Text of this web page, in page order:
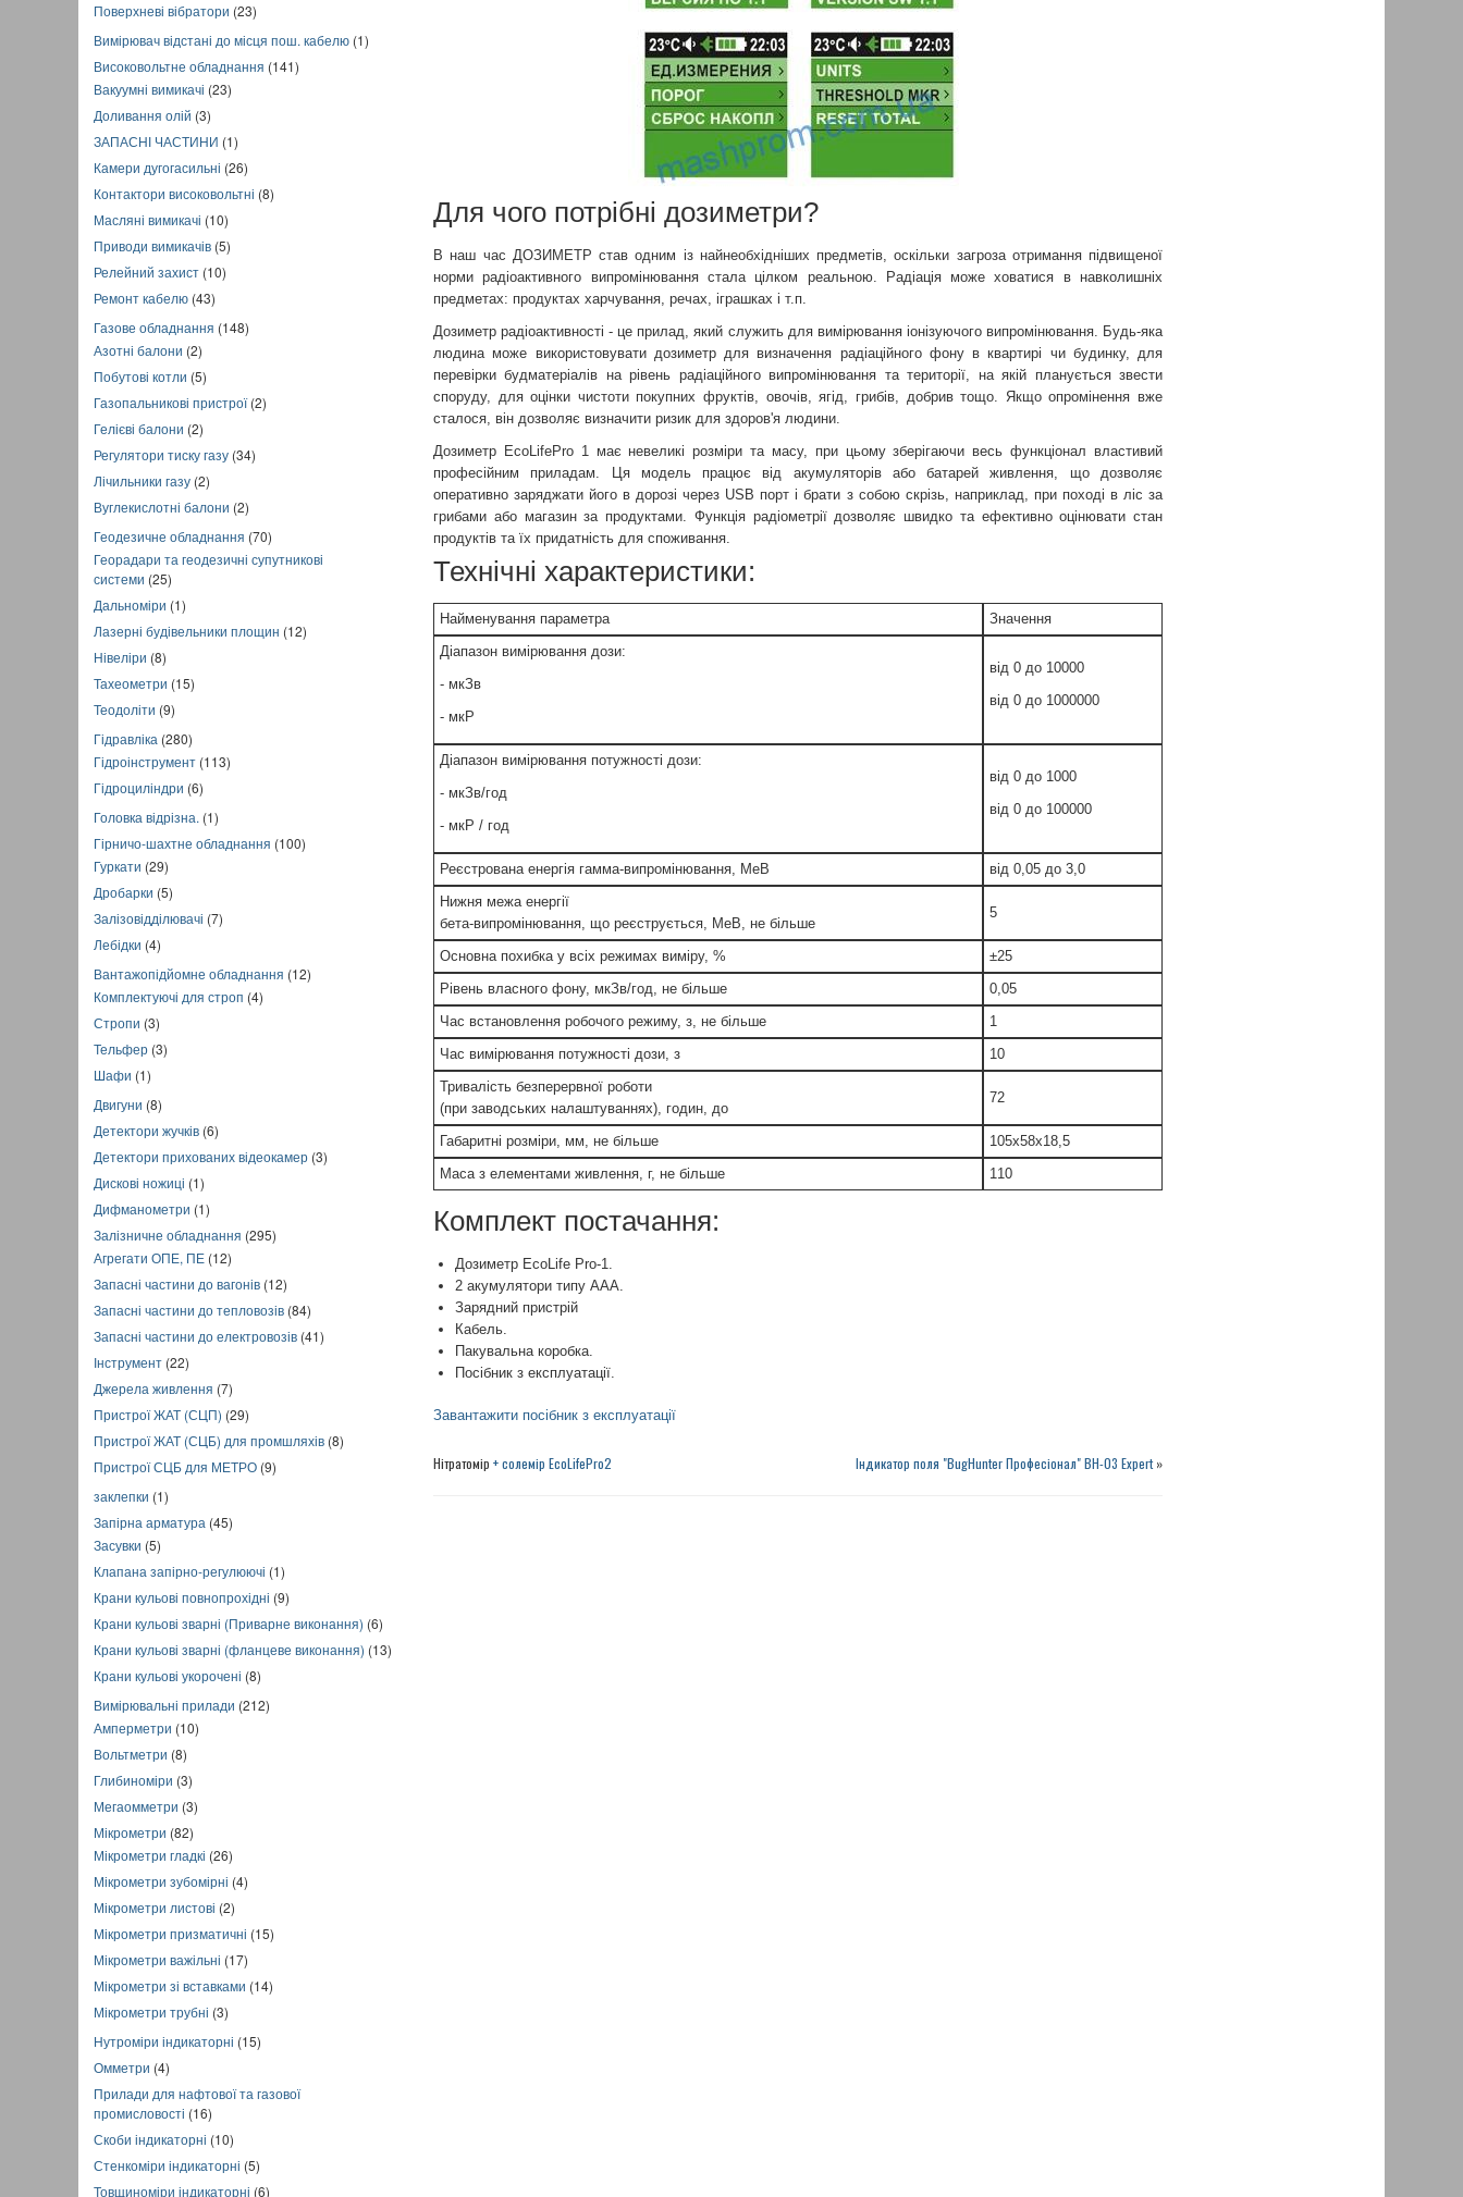
Поверхневі вібратори (23)
Вимірювач відстані до місця пош. кабелю (1)
Високовольтне обладнання (141)
Вакуумні вимикачі (23)
Доливання олій (3)
ЗАПАСНІ ЧАСТИНИ (1)
Камери дугогасильні (26)
Контактори високовольтні (8)
Масляні вимикачі (10)
Приводи вимикачів (5)
Релейний захист (10)
Ремонт кабелю (43)
Газове обладнання (148)
Азотні балони (2)
Побутові котли (5)
Газопальникові пристрої(2)
Гелієві балони (2)
Регулятори тиску газу (34)
Лічильники газу (2)
Вуглекислотні балони (2)
Геодезичне обладнання (70)
Георадари та геодезичні супутникові
системи (25)
Дальноміри (1)
Лазерні будівельники площин (12)
Нівеліри (8)
Тахеометри (15)
Теодоліти (9)
Гідравліка (280)
Гідроінструмент (113)
Гідроциліндри (6)
Головка відрізна. (1)
Гірничо-шахтне обладнання (100)
Гуркати (29)
Дробарки (5)
Залізовідділювачі (7)
Лебідки (4)
Вантажопідйомне обладнання (12)
Комплектуючі для строп (4)
Стропи (3)
Тельфер (3)
Шафи (1)
Двигуни (8)
Детектори жучків (6)
Детектори прихованих відеокамер (3)
Дискові ножиці (1)
Дифманометри (1)
Залізничне обладнання (295)
Агрегати ОПЕ, ПЕ (12)
Запасні частини до вагонів (12)
Запасні частини до тепловозів (84)
Запасні частини до електровозів (41)
Інструмент (22)
Джерела живлення (7)
Пристрої ЖАТ (СЦП) (29)
Пристрої ЖАТ (СЦБ) для промшляхів (8)
Пристрої СЦБ для МЕТРО (9)
заклепки (1)
Запірна арматура (45)
Засувки (5)
Клапана запірно-регулюючі (1)
Крани кульові повнопрохідні (9)
Крани кульові зварні (Приварне виконання) (6)
Крани кульові зварні (фланцеве виконання) (13)
Крани кульові укорочені (8)
Вимірювальні прилади (212)
Амперметри (10)
Вольтметри (8)
Глибиноміри (3)
Мегаомметри (3)
Мікрометри (82)
Мікрометри гладкі (26)
Мікрометри зубомірні (4)
Мікрометри листові (2)
Мікрометри призматичні (15)
Мікрометри важільні (17)
Мікрометри зі вставками (14)
Мікрометри трубні (3)
Нутроміри індикаторні (15)
Омметри (4)
Прилади для нафтової та газової
промисловості (16)
Скоби індикаторні (10)
Стенкоміри індикаторні (5)
Товщиноміри індикаторні (6)
Для чого потрібні дозиметри?
В наш час ДОЗИМЕТР став одним із найнеобхідніших предметів, оскільки загроза отримання підвищеної
норми радіоактивного випромінювання стала цілком реальною. Радіація може ховатися в навколишніх
предметах: продуктах харчування, речах, іграшках і т.п.
Дозиметр радіоактивності - це прилад, який служить для вимірювання іонізуючого випромінювання. Будь-яка
людина може використовувати дозиметр для визначення радіаційного фону в квартирі чи будинку, для
перевірки будматеріалів на рівень радіаційного випромінювання та території, на якій планується звести
споруду, для оцінки чистоти покупних фруктів, овочів, ягід, грибів, добрив тощо. Якщо опромінення вже
сталося, він дозволяє визначити ризик для здоров'я людини.
Дозиметр EcoLifePro 1 має невеликі розміри та масу, при цьому зберігаючи весь функціонал властивий
професійним приладам. Ця модель працює від акумуляторів або батарей живлення, що дозволяє
оперативно заряджати його в дорозі через USB порт і брати з собою скрізь, наприклад, при поході в ліс за
грибами або магазин за продуктами. Функція радіометрії дозволяє швидко та ефективно оцінювати стан
продуктів та їх придатність для споживання.
Технічні характеристики:
Найменування параметра
Значення
Діапазон вимірювання дози:
- мкЗв
- мкР
від 0 до 10000
від 0 до 1000000
Діапазон вимірювання потужності дози:
- мкЗв/год
- мкР / год
від 0 до 1000
від 0 до 100000
Реєстрована енергія гамма-випромінювання, МеВ
від 0,05 до 3,0
Нижня межа енергії
бета-випромінювання, що реєструється, МеВ, не більше
5
Основна похибка у всіх режимах виміру, %
±25
Рівень власного фону, мкЗв/год, не більше
0,05
Час встановлення робочого режиму, з, не більше
1
Час вимірювання потужності дози, з
10
Тривалість безперервної роботи
(при заводських налаштуваннях), годин, до
72
Габаритні розміри, мм, не більше
105х58х18,5
Маса з елементами живлення, г, не більше
110
Комплект постачання:
Дозиметр EcoLife Pro-1.
2 акумулятори типу AAA.
Зарядний пристрій
Кабель.
Пакувальна коробка.
Посібник з експлуатації.
Завантажити посібник з експлуатації
Нітратомір + солемір EcoLifePro2 Індикатор поля "BugHunter Професіонал" BH-03 Expert»